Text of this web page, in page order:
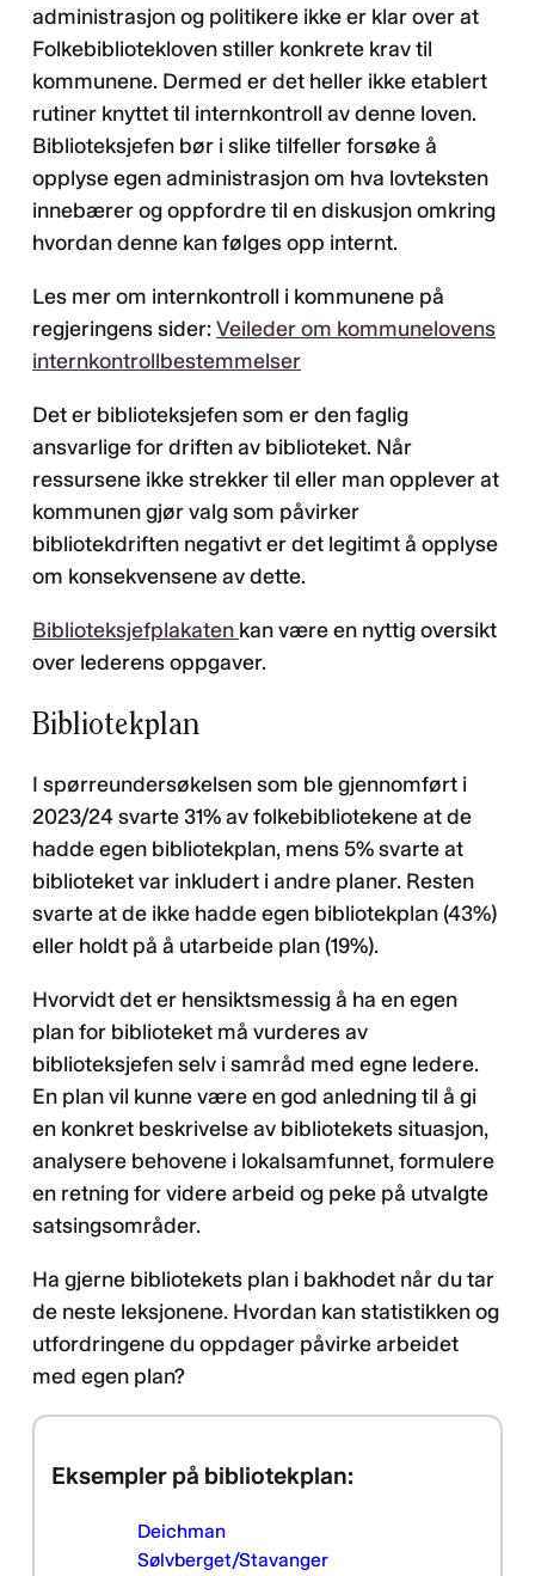
administrasjon og politikere ikke er klar over at
Folkebibliotekloven stiller konkrete krav til
kommunene. Dermed er det heller ikke etablert
rutiner knyttet til internkontroll av denne loven.
Biblioteksjefen bør i slike tilfeller forsøke å
opplyse egen administrasjon om hva lovteksten
innebærer og oppfordre til en diskusjon omkring
hvordan denne kan følges opp internt.
Les mer om internkontroll i kommunene på
regjeringens sider:Veileder om kommunelovens
internkontrollbestemmelser
Det er biblioteksjefen som er den faglig
ansvarlige for driften av biblioteket. Når
ressursene ikke strekker til eller man opplever at
kommunen gjør valg som påvirker
bibliotekdriften negativt er det legitimt å opplyse
om konsekvensene av dette.
Biblioteksjefplakaten kan være en nyttig oversikt
over lederens oppgaver.
Bibliotekplan
I spørreundersøkelsen som ble gjennomført i
2023/24 svarte 31% av folkebibliotekene at de
hadde egen bibliotekplan, mens 5% svarte at
biblioteket var inkludert i andre planer. Resten
svarte at de ikke hadde egen bibliotekplan (43%)
eller holdt på å utarbeide plan (19%).
Hvorvidt det er hensiktsmessig å ha en egen
plan for biblioteket må vurderes av
biblioteksjefen selv i samråd med egne ledere.
En plan vil kunne være en god anledning til å gi
en konkret beskrivelse av bibliotekets situasjon,
analysere behovene i lokalsamfunnet, formulere
en retning for videre arbeid og peke på utvalgte
satsingsområder.
Ha gjerne bibliotekets plan i bakhodet når du tar
de neste leksjonene. Hvordan kan statistikken og
utfordringene du oppdager påvirke arbeidet
med egen plan?
Eksempler på bibliotekplan:
Deichman
Sølvberget/Stavanger